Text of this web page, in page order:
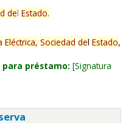
del Estado.
Eléctrica, Sociedad del Estado,
préstamo: Signatura